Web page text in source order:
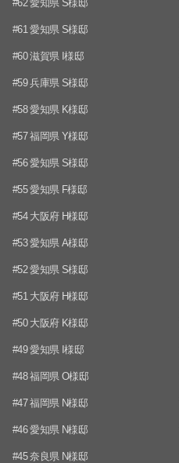
#62 愛知県 S様邸
#61 愛知県 S様邸
#60 滋賀県 I様邸
#59 兵庫県 S様邸
#58 愛知県 K様邸
#57 福岡県 Y様邸
#56 愛知県 S様邸
#55 愛知県 F様邸
#54 大阪府 H様邸
#53 愛知県 A様邸
#52 愛知県 S様邸
#51 大阪府 H様邸
#50 大阪府 K様邸
#49 愛知県 I様邸
#48 福岡県 O様邸
#47 福岡県 N様邸
#46 愛知県 N様邸
#45 奈良県 N様邸